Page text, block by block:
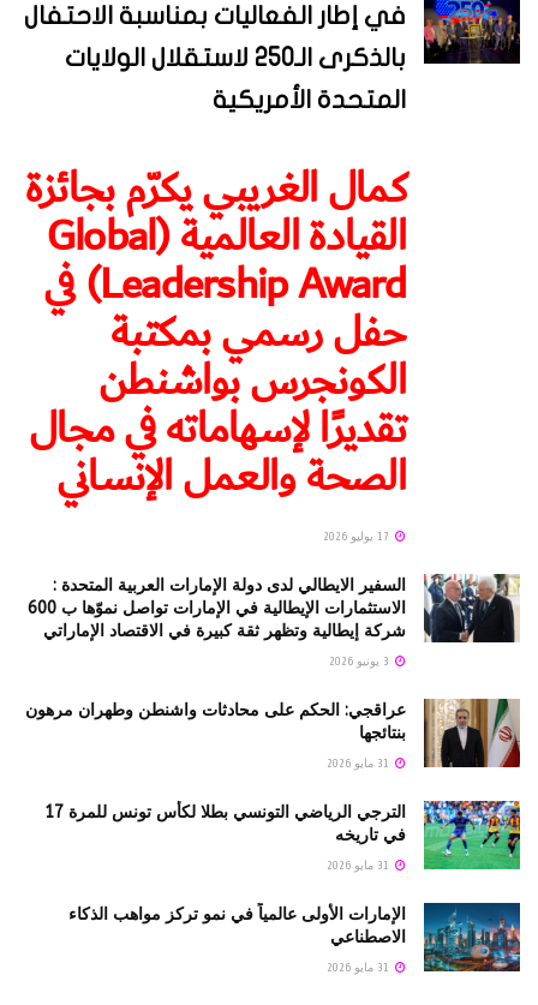
في إطار الفعاليات بمناسبة الاحتفال
بالذكرى الـ250 لاستقلال الولايات
المتحدة الأمريكية
كمال الغريبي يكرّم بجائزة
القيادة العالمية (Global
Leadership Award) في
حفل رسمي بمكتبة
الكونجرس بواشنطن
تقديرًا لإسهاماته في مجال
الصحة والعمل الإنساني
السفير الايطالي لدى دولة الإمارات العربية المتحدة :
الاستثمارات الإيطالية في الإمارات تواصل نموّها ب 600
شركة إيطالية وتظهر ثقة كبيرة في الاقتصاد الإماراتي
عراقجي: الحكم على محادثات واشنطن وطهران مرهون
بنتائجها
الترجي الرياضي التونسي بطلا لكأس تونس للمرة 17
في تاريخه
الإمارات الأولى عالمياً في نمو تركز مواهب الذكاء
الاصطناعي